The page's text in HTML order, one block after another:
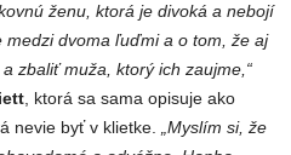
ženu, ktorá je divoká a nebojí
dvoma ľuďmi a o tom, že aj
zbaliť muža, ktorý ich zaujme,“
, ktorá sa sama opisuje ako
nevie byť v klietke. „Myslím si, že